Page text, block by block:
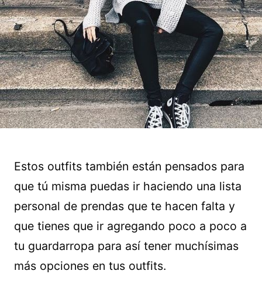
Estos outfits también están pensados para
que tú misma puedas ir haciendo una lista
personal de prendas que te hacen falta y
que tienes que ir agregando poco a poco a
tu guardarropa para así tener muchísimas
más opciones en tus outfits.